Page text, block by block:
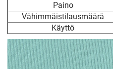
Paino
Vähimmäistilausmäärä
Käyttö